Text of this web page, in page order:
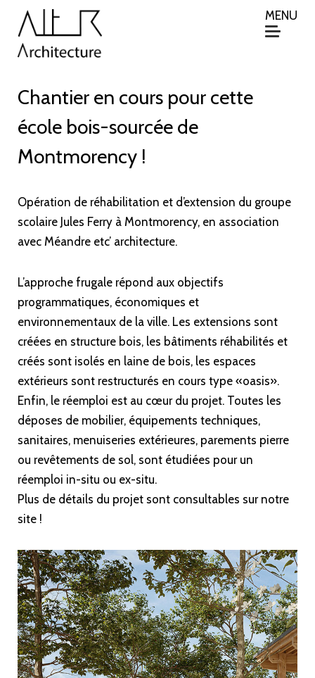
MENU
Chantier en cours pour cette
école bois-sourcée de
Montmorency !
Opération de réhabilitation et d’extension du groupe
scolaire Jules Ferry à Montmorency, en association
avec Méandre etc’ architecture.
L’approche frugale répond aux objectifs
programmatiques, économiques et
environnementaux de la ville. Les extensions sont
créées en structure bois, les bâtiments réhabilités et
créés sont isolés en laine de bois, les espaces
extérieurs sont restructurés en cours type «oasis».
Enfin, le réemploi est au cœur du projet. Toutes les
déposes de mobilier, équipements techniques,
sanitaires, menuiseries extérieures, parements pierre
ou revêtements de sol, sont étudiées pour un
réemploi in-situ ou ex-situ.
Plus de détails du projet sont consultables sur notre
site !